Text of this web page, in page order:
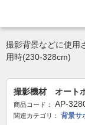
撮影背景などに使
用時(230-328cm)
撮影機材 オート
商品コード： AP-
関連カテゴリ： 背景サ